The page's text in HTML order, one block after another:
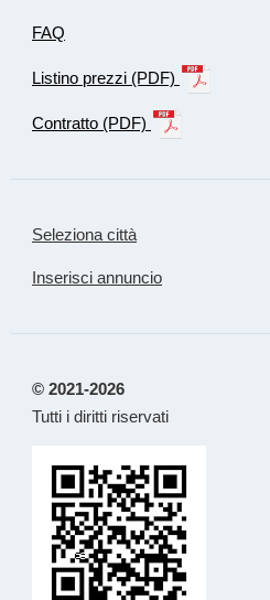
FAQ
Listino prezzi (PDF)
Contratto (PDF)
Seleziona città
Inserisci annuncio
© 2021-2026
Tutti i diritti riservati